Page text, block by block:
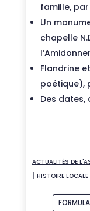
famille, par
Un
chapelle
Flandrine
poétique),
Des dates,
ACTUALITÉS DE
| HISTOIRE LOCALE